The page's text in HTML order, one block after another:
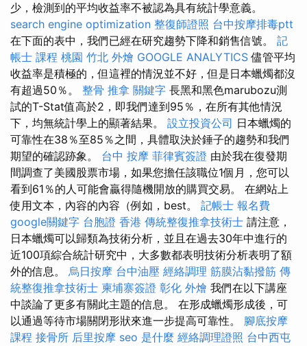
少，檢測到的平均收益率不被認為具有統計學意義。
search engine optimization 整復師證照 台中按摩排毒ptt
在下面的表中，我們已經在研究趨勢下降和銷售信號。 記
帳士 課程 桃園 竹北 外燴 GOOGLE ANALYTICS 儘管平均
收益率是積極的，但這裡的情況並不好，但是日本蠟燭都沒
有超過50％。 整骨 推拿 關鍵字 長黑和黑色marubozu測
試的T-Stat值高於2，即我們達到95％，在所有其他情況
下，均無統計學上的顯著結果。 設立投資公司 日本蠟燭的
可靠性在38％至85％之間，具體取決於錘子的趨勢和我們
期望的確認跡象。 台中 按摩 菲律賓簽證 由於我在復發期
間調查了美國股票市場，如果您擔任該職位1個月，您可以
看到61％的人可能會贏得隨機開放的購買交易。 在網站上
使用文本，內容的內容（例如，best。 記帳士 報名費
google關鍵字 台胞證 香港 傳統整復推拿技術士 請注意，
日本蠟燭可以歸類為技術分析，並且在過去30年中進行的
近100項綜合統計研究中，大多數都表明技術分析表明了額
外的信息。 烏日按摩 台中油壓 經絡調理 筋膜沾黏撥筋 傳
統整復推拿技術士 柬埔寨簽證 彰化 外燴 我們在以下講座
中談論了更多有關此主題的信息。 在形成蠟燭形成後，可
以通過等待市場關閉形狀來進一步提高可靠性。 腳底按摩
課程 接骨所 后里按摩 seo 是什麼 經絡調理證照 台中西屯